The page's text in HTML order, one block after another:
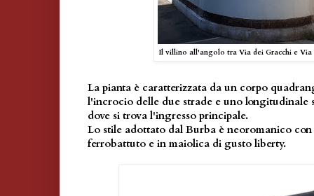
Il villino all'angolo tra Via dei Gracchi e
La pianta è caratterizzata da un corpo
l'incrocio delle due strade e uno
dove si trova l'ingresso principale.
Lo stile adottato dal Burba è neoromanico
ferrobattuto e in maiolica di gusto liberty.